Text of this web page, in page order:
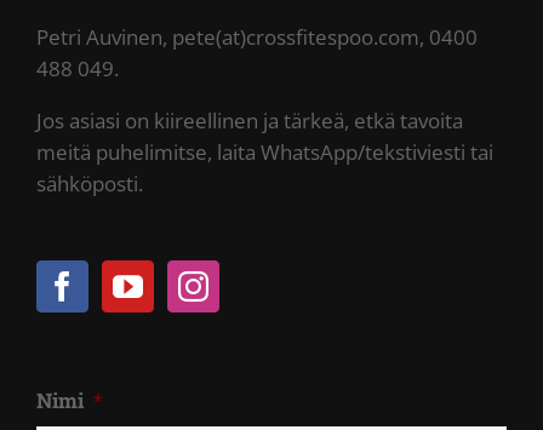
Petri Auvinen, pete(at)crossfitespoo.com, 0400
488 049.
Jos asiasi on kiireellinen ja tärkeä, etkä tavoita
meitä puhelimitse, laita WhatsApp/tekstiviesti tai
sähköposti.
Nimi *